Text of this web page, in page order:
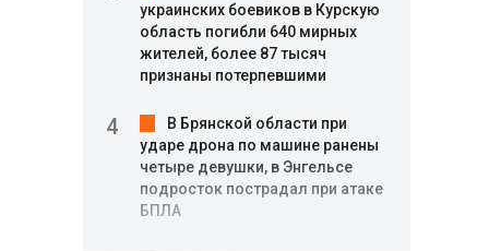
украинских боевиков в Курскую
область погибли 640 мирных
жителей, более 87 тысяч
признаны потерпевшими
В Брянской области при
ударе дрона по машине ранены
четыре девушки, в Энгельсе
подросток пострадал при атаке
БПЛА